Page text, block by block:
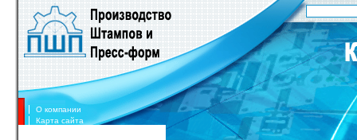
О компании
Карта сайта